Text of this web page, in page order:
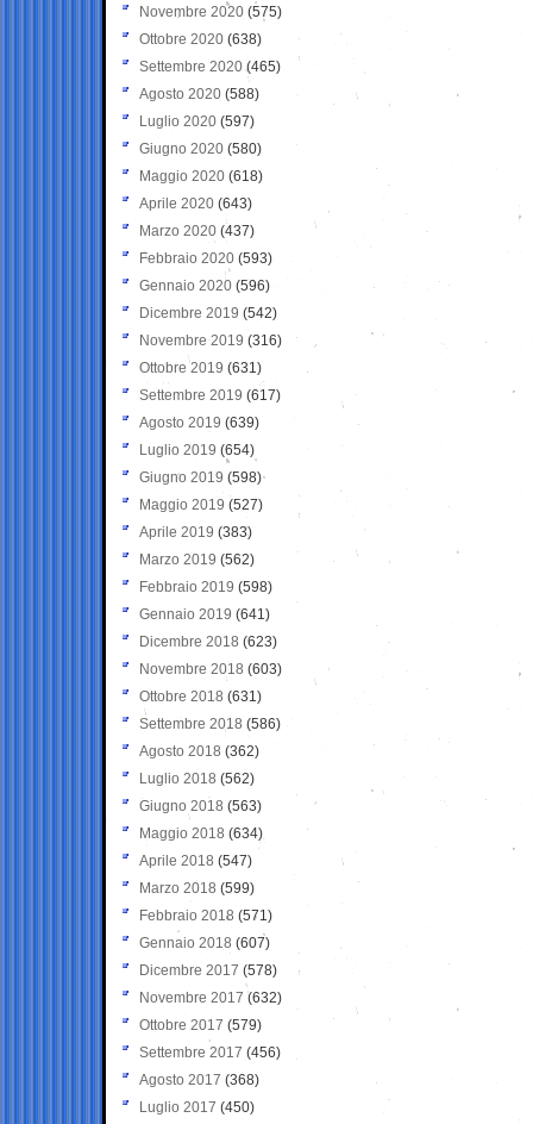
Novembre 2020 (575)
Ottobre 2020 (638)
Settembre 2020(465)
Agosto 2020 (588)
Luglio 2020 (597)
Giugno 2020 (580)
Maggio 2020 (618)
Aprile 2020 (643)
Marzo 2020 (437)
Febbraio 2020 (593)
Gennaio 2020 (596)
Dicembre 2019 (542)
Novembre 2019 (316)
Ottobre 2019 (631)
Settembre 2019 (617)
Agosto 2019 (639)
Luglio 2019 (654)
Giugno 2019 (598)
Maggio 2019 (527)
Aprile 2019 (383)
Marzo 2019 (562)
Febbraio 2019 (598)
Gennaio 2019 (641)
Dicembre 2018 (623)
Novembre 2018 (603)
Ottobre 2018 (631)
Settembre 2018 (586)
Agosto 2018 (362)
Luglio 2018 (562)
Giugno 2018 (563)
Maggio 2018 (634)
Aprile 2018 (547)
Marzo 2018 (599)
Febbraio 2018 (571)
Gennaio 2018 (607)
Dicembre 2017 (578)
Novembre 2017 (632)
Ottobre 2017 (579)
Settembre 2017 (456)
Agosto 2017 (368)
Luglio 2017 (450)